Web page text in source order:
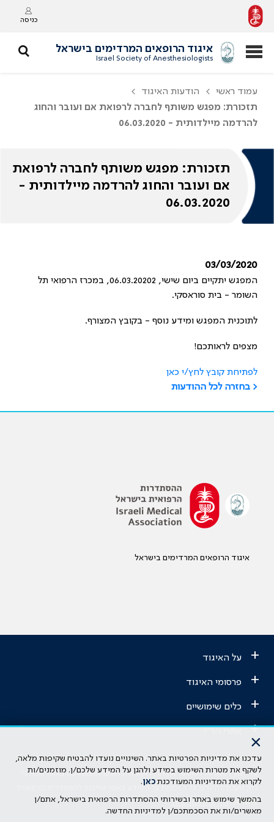
כניסה
איגוד הרופאים המרדימים בישראל
Israel Society of Anesthesiologists
עמוד ראשי
הודעות האיגוד
תזכורת: מפגש משותף לחברה לרפואת אם ועובר והחוג
להרדמה מיילדותית - 06.03.2020
תזכורת: מפגש משותף לחברה לרפואת
אם ועובר והחוג להרדמה מיילדותית -
06.03.2020
03/03/2020
המפגש יתקיים ביום שישי, 06.03.20202, במכרז הרפואי תל
השומר - בית סוראסקי.
לתוכנית המפגש ומידע נוסף - בקובץ המצורף.
מצפים לראותכם!
לפתיחת קובץ לחץ/י כאן
< בחזרה לכל ההודעות
איגוד הרופאים המרדימים בישראל
+ על האיגוד
+ פרסומי האיגוד
+ כלים שימושיים
+
הבהרה משפטית: כל נושא המופיע באתר זה נועד להשכלה בלבד ואין לראות
בו ייעוץ רפואי או משפטי. אין הר"י אחראית לתוכן המתפרסם באתר זה ולכל
נזק שעלול להיגרם. כל הזכויות על המידע באתר שייכות להסתדרות הרפואית
בישראל.מדיניות הפרטיות
×
עדכנו את מדיניות הפרטיות באתר. השינויים נועדו להבטיח שקיפות מלאה,
לשקף את מטרות השימוש במידע ולהגן על המידע שלכם/ן. מוזמנים/ות
לקרוא את המדיניות המעודכנת כאן.
בהמשך שימוש באתר ובשירותי ההסתדרות הרפואית בישראל, אתם/ן
מאשרים/ות את הסכמתכם/ן למדיניות החדשה.